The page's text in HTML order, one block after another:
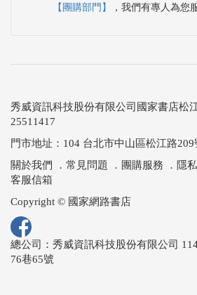
【團購部門】
，我們有專人為您
秀威資訊科技股份有限公司國家書店松
25511417
門市地址：104 台北市中山區松江路209
關於我們
． 常見問題 ． 團購服務 ． 隱
客服信箱
Copyright © 國家網路書店
總公司：秀威資訊科技股份有限公司
76巷65號